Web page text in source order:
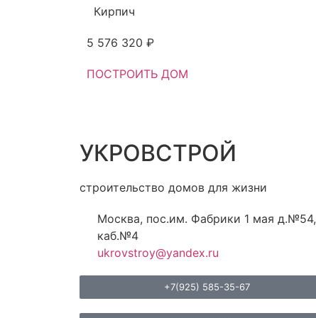
Кирпич
5 576 320 ₽
ПОСТРОИТЬ ДОМ
УКРОВСТРОЙ
строительство домов для жизни
Москва, пос.им. Фабрики 1 мая д.№54,
каб.№4
ukrovstroy@yandex.ru
+7(925) 585-35-67